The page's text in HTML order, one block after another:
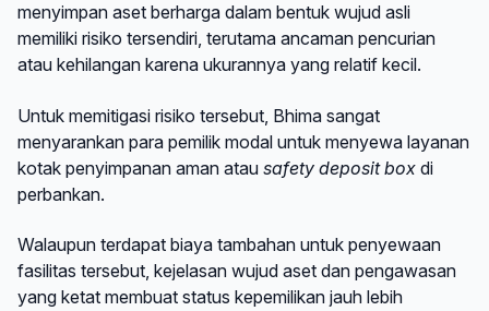
menyimpan aset berharga dalam bentuk wujud asli
memiliki risiko tersendiri, terutama ancaman pencurian
atau kehilangan karena ukurannya yang relatif kecil.
Untuk memitigasi risiko tersebut, Bhima sangat
menyarankan para pemilik modal untuk menyewa layanan
kotak penyimpanan aman atau safety deposit box di
perbankan.
Walaupun terdapat biaya tambahan untuk penyewaan
fasilitas tersebut, kejelasan wujud aset dan pengawasan
yang ketat membuat status kepemilikan jauh lebih